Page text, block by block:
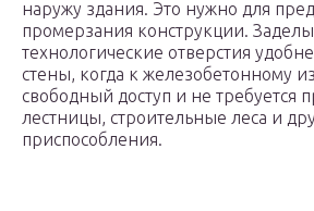
наружу здания. Это нужно для
промерзания конструкции.
технологические отверстия
стены, когда к железобетонному
свободный доступ и не требуется
лестницы, строительные леса и
приспособления.